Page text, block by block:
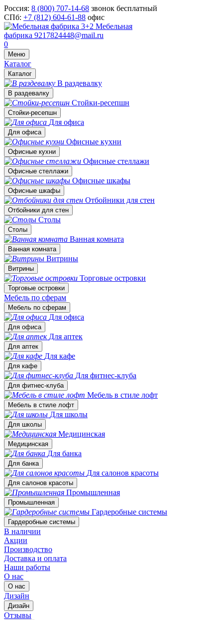
Россия: 8 (800) 707-14-68 звонок бесплатный
СПб: +7 (812) 604-61-88 офис
Мебельная
фабрика 9217824448@mail.ru
0
Меню
Каталог
Каталог
В раздевалку
В раздевалку
Стойки-ресепшн
Стойки-ресепшн
Для офиса
Для офиса
Офисные кухни
Офисные кухни
Офисные стеллажи
Офисные стеллажи
Офисные шкафы
Офисные шкафы
Отбойники для стен
Отбойники для стен
Столы
Столы
Ванная комната
Ванная комната
Витрины
Витрины
Торговые островки
Торговые островки
Мебель по сферам
Мебель по сферам
Для офиса
Для офиса
Для аптек
Для аптек
Для кафе
Для кафе
Для фитнес-клуба
Для фитнес-клуба
Мебель в стиле лофт
Мебель в стиле лофт
Для школы
Для школы
Медицинская
Медицинская
Для банка
Для банка
Для салонов красоты
Для салонов красоты
Промышленная
Промышленная
Гардеробные системы
Гардеробные системы
В наличии
Акции
Производство
Доставка и оплата
Наши работы
О нас
О нас
Дизайн
Дизайн
Отзывы